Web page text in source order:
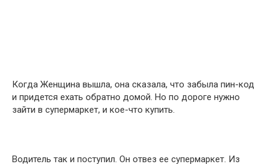
Когда Женщина вышла, она сказала, что забыла пин-код
и придется ехать обратно домой. Но по дороге нужно
зайти в супермаркет, и кое-что купить.
Водитель так и поступил. Он отвез ее супермаркет. Из